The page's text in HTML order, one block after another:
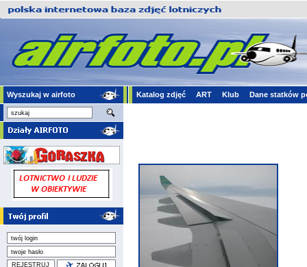
Wyszukaj w airfoto Katalog zdjęć ART Klub Dane statków